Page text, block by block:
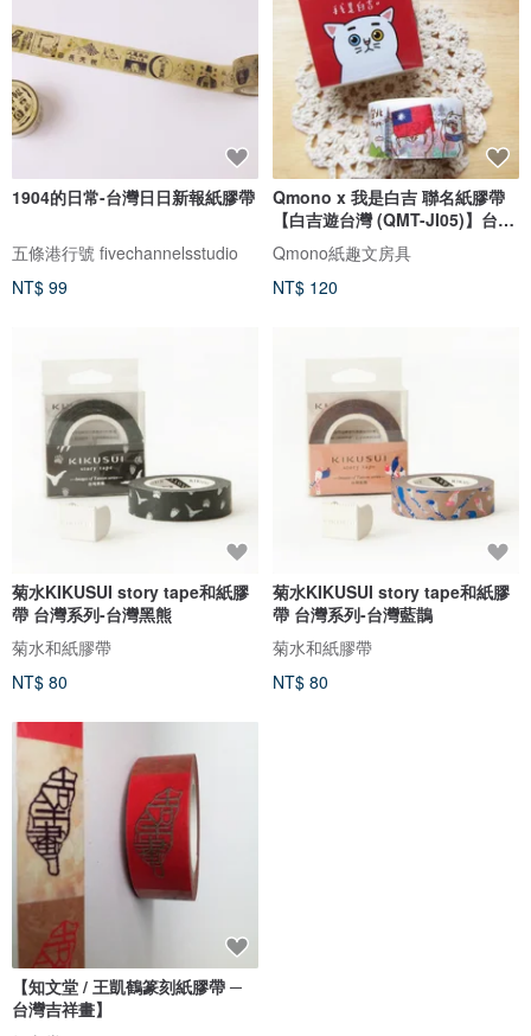
1904的日常-台灣日日新報紙膠帶
五條港行號 fivechannelsstudio
NT$ 99
Qmono x 我是白吉 聯名紙膠帶
【白吉遊台灣 (QMT-JI05)】台灣
景點
Qmono紙趣文房具
NT$ 120
菊水KIKUSUI story tape和紙膠
帶 台灣系列-台灣黑熊
菊水和紙膠帶
NT$ 80
菊水KIKUSUI story tape和紙膠
帶 台灣系列-台灣藍鵲
菊水和紙膠帶
NT$ 80
【知文堂 / 王凱鶴篆刻紙膠帶 ─
台灣吉祥畫】